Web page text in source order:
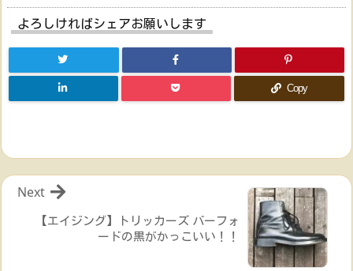
よろしければシェアお願いします
Copy
【エイジング】トリッカーズ バーフォ
ードの黒がかっこいい！！
Next